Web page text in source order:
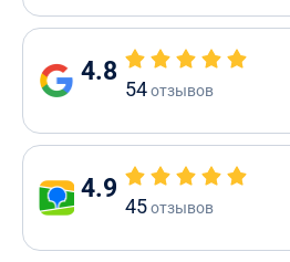
4.8
54отзывов
4.9
45отзывов